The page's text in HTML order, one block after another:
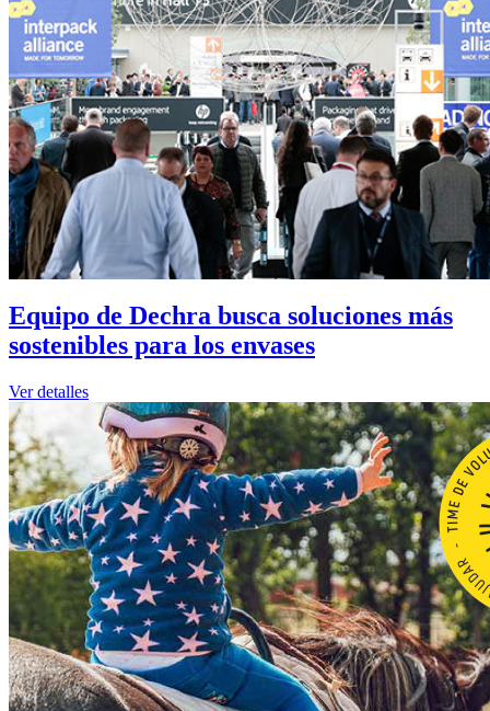
Equipo de Dechra busca soluciones más
sostenibles para los envases
Ver detalles